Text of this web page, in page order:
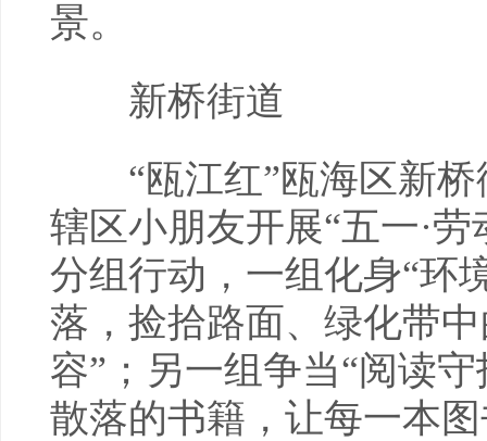
景。
新桥街道
“瓯江红”瓯海区新桥
辖区小朋友开展“五一·
分组行动，一组化身“环
落，捡拾路面、绿化带
容”；另一组争当“阅读
散落的书籍，让每一本